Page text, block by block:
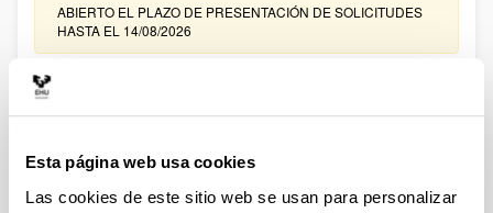
Esta página web usa cookies
Las cookies de este sitio web se usan para personalizar
ABIERTO EL PLAZO DE PRESENTACIÓN DE SOLICITUDES
HASTA EL 14/08/2026
Ayudas para financiación de la adquisición y renovación de
infraestructura científica y fondos bibliográficos en la
Trámite abierto
25/03/2026: Corrección de errores del listado provisional de
solicitudes admitidas y excluidas. 23/03/2026: Relación